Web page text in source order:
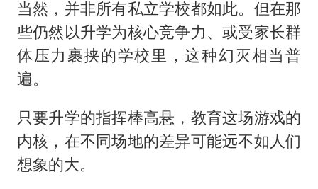
当然，并非所有私立学校都如此。但在那
些仍然以升学为核心竞争力、或受家长群
体压力裹挟的学校里，这种幻灭相当普
遍。
只要升学的指挥棒高悬，教育这场游戏的
内核，在不同场地的差异可能远不如人们
想象的大。